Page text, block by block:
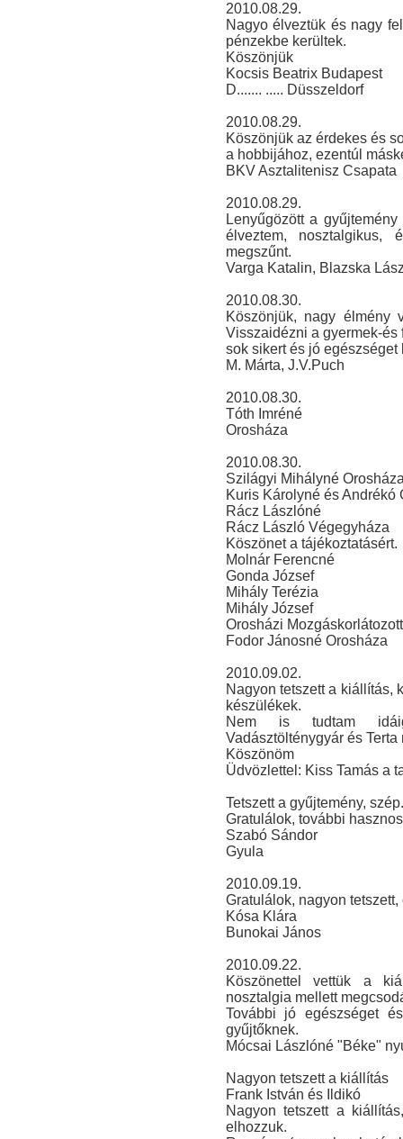
2010.08.29.
Nagyo élveztük és nagy
pénzekbe kerültek.
Köszönjük
Kocsis Beatrix Budapest
D....... ..... Düsszeldorf
2010.08.29.
Köszönjük az érdekes és
a hobbijához, ezentúl
BKV Asztalitenisz Csapata
2010.08.29.
Lenyűgözött a
élveztem,
megszűnt.
Varga Katalin, Blazska
2010.08.30.
Köszönjük, nagy élmény
Visszaidézni a gyermek-és
sok sikert és jó egészséget
M. Márta, J.V.Puch
2010.08.30.
Tóth Imréné
Orosháza
2010.08.30.
Szilágyi Mihályné
Kuris Károlyné és Andrékó
Rácz Lászlóné
Rácz László Végegyháza
Köszönet a tájékoztatásért.
Molnár Ferencné
Gonda József
Mihály Terézia
Mihály József
Orosházi
Fodor Jánosné Orosháza
2010.09.02.
Nagyon tetszett a kiállítás,
készülékek.
Nem is tudtam
Vadásztölténygyár és Terta
Köszönöm
Üdvözlettel: Kiss Tamás a
Tetszett a gyűjtemény, szép.
Gratulálok, további
Szabó Sándor
Gyula
2010.09.19.
Gratulálok, nagyon
Kósa Klára
Bunokai János
2010.09.22.
Köszönettel vettük a
nosztalgia mellett
További jó egészséget
gyűjtőknek.
Mócsai Lászlóné "Béke"
Nagyon tetszett a kiállítás
Frank István és Ildikó
Nagyon tetszett a
elhozzuk.